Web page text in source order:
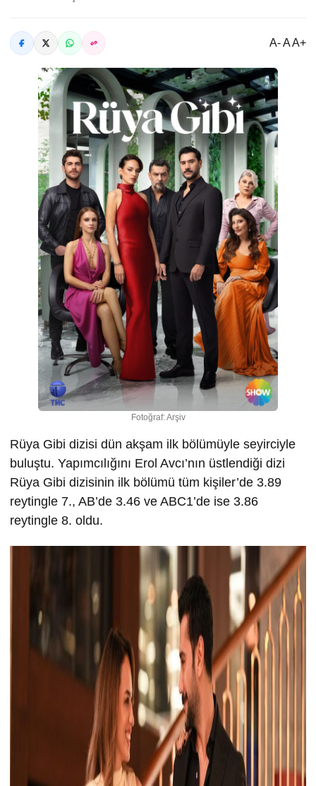
A- A A+
Fotoğraf: Arşiv
Rüya Gibi dizisi dün akşam ilk bölümüyle seyirciyle
buluştu. Yapımcılığını Erol Avcı’nın üstlendiği dizi
Rüya Gibi dizisinin ilk bölümü tüm kişiler’de 3.89
reytingle 7., AB’de 3.46 ve ABC1’de ise 3.86
reytingle 8. oldu.